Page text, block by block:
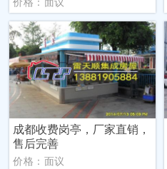
成都收费岗亭，厂家直销，
售后完善
价格：面议